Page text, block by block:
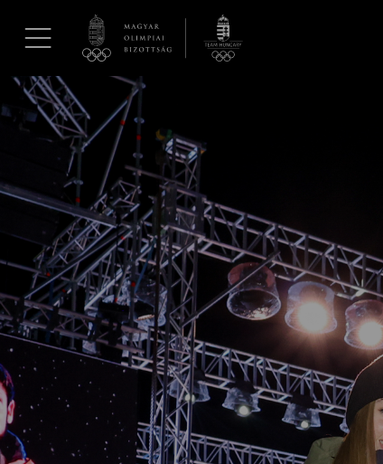
Dakar 2026
Los Angeles 2028
MOB
Kettőskarrier-program
NOB